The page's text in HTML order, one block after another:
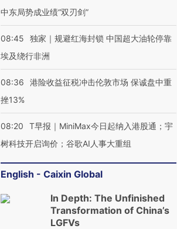
中东局势成业绩“双刃剑”
08:45
独家｜规避红海封锁 中国超大油轮停靠
埃及绕行非洲
08:36
港险收益征税冲击伦敦市场 保诚盘中重
挫13%
08:20
T早报｜MiniMax今日起纳入港股通；宇
树科技开启询价；谷歌AI人事大重组
English - Caixin Global
In Depth: The Unfinished
Transformation of China’s
LGFVs